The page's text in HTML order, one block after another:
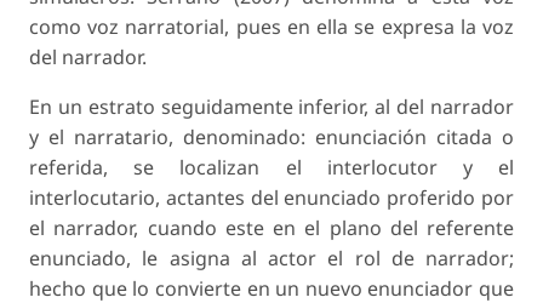
como voz narratorial, pues en ella se expresa la voz
del narrador.
En un estrato seguidamente inferior, al del narrador
y el narratario, denominado: enunciación citada o
referida, se localizan el interlocutor y el
interlocutario, actantes del enunciado proferido por
el narrador, cuando este en el plano del referente
enunciado, le asigna al actor el rol de narrador;
hecho que lo convierte en un nuevo enunciador que